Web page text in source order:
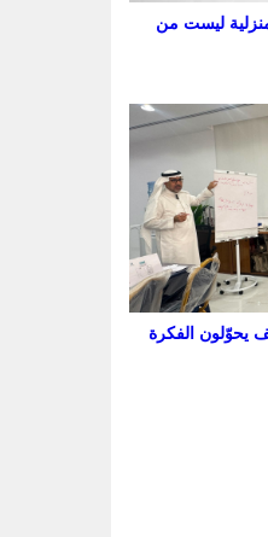
ليست من
يحوّلون الفكرة